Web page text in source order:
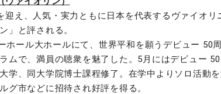
迎え、人気・実力ともに日本を代表するヴァイオ
」と評される。
ホール大ホールにて、世界平和を願うデビュー
ムで、満員の聴衆を魅了した。5月にはデビュー
学、同大学院博士課程修了。在学中よりソロ活動
グ市などに招待され好評を得る。